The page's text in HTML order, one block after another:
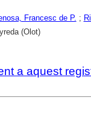
Francesc de P. ;
(Olot)
a aquest